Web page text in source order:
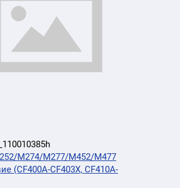
M274/M277/M452/M477
(CF400A-CF403X, CF410A-